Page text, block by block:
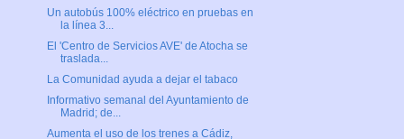
Un autobús 100% eléctrico en pruebas en
la línea 3...
El 'Centro de Servicios AVE' de Atocha se
traslada...
La Comunidad ayuda a dejar el tabaco
Informativo semanal del Ayuntamiento de
Madrid; de...
Aumenta el uso de los trenes a Cádiz,